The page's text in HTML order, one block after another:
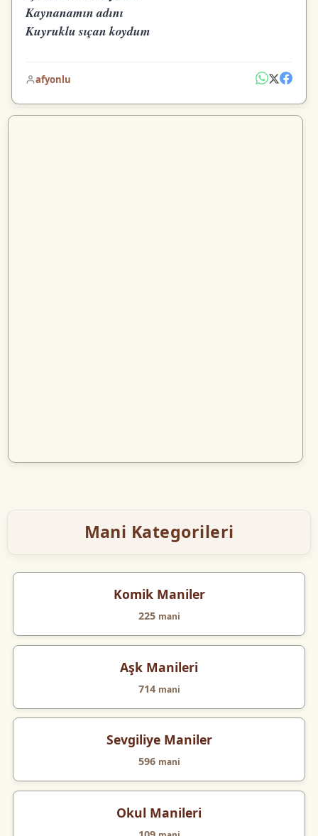
Kaynanamın adını
Kuyruklu sıçan koydum
afyonlu
Mani Kategorileri
Komik Maniler
225 mani
Aşk Manileri
714 mani
Sevgiliye Maniler
596 mani
Okul Manileri